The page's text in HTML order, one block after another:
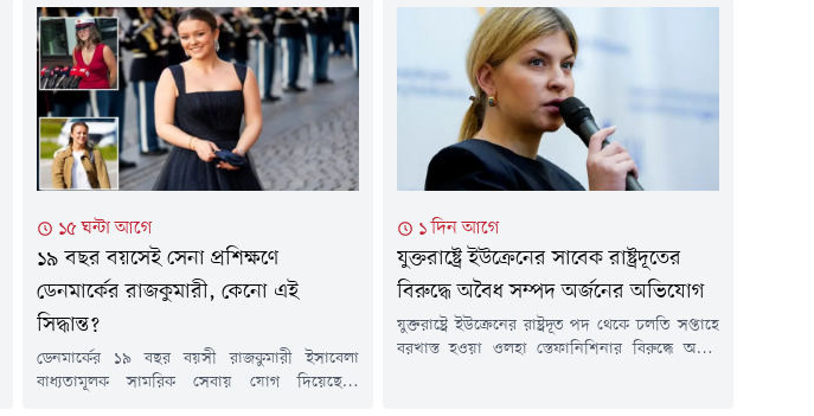
১৫ ঘন্টা আগে
১৯ বছর বয়সেই সেনা প্রশিক্ষণে
ডেনমার্কের রাজকুমারী, কেনো এই
সিদ্ধান্ত?
ডেনমার্কের ১৯ বছর বয়সী রাজকুমারী ইসাবেলা
বাধ্যতামূলক সামরিক সেবায় যোগ দিয়েছেন।
১ দিন আগে
যুক্তরাষ্ট্রে ইউক্রেনের সাবেক রাষ্ট্রদূতের
বিরুদ্ধে অবৈধ সম্পদ অর্জনের অভিযোগ
যুক্তরাষ্ট্রে ইউক্রেনের রাষ্ট্রদূত পদ থেকে চলতি সপ্তাহে
বরখাস্ত হওয়া ওলহা স্তেফানিশিনার বিরুদ্ধে অবৈধ